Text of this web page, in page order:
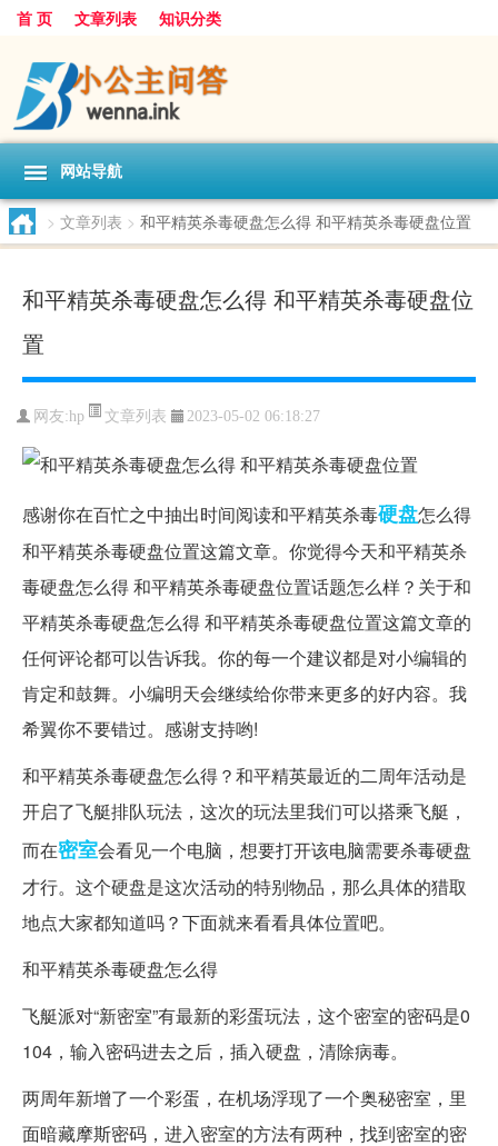
首 页 文章列表 知识分类
网站导航
> 文章列表 > 和平精英杀毒硬盘怎么得 和平精英杀毒硬盘位置
和平精英杀毒硬盘怎么得 和平精英杀毒硬盘位
置
网友:hp 文章列表 2023-05-02 06:18:27
感谢你在百忙之中抽出时间阅读和平精英杀毒硬盘怎么得
和平精英杀毒硬盘位置这篇文章。你觉得今天和平精英杀
毒硬盘怎么得 和平精英杀毒硬盘位置话题怎么样？关于和
平精英杀毒硬盘怎么得 和平精英杀毒硬盘位置这篇文章的
任何评论都可以告诉我。你的每一个建议都是对小编辑的
肯定和鼓舞。小编明天会继续给你带来更多的好内容。我
希翼你不要错过。感谢支持哟!
和平精英杀毒硬盘怎么得？和平精英最近的二周年活动是
开启了飞艇排队玩法，这次的玩法里我们可以搭乘飞艇，
而在密室会看见一个电脑，想要打开该电脑需要杀毒硬盘
才行。这个硬盘是这次活动的特别物品，那么具体的猎取
地点大家都知道吗？下面就来看看具体位置吧。
和平精英杀毒硬盘怎么得
飞艇派对“新密室”有最新的彩蛋玩法，这个密室的密码是0
104，输入密码进去之后，插入硬盘，清除病毒。
两周年新增了一个彩蛋，在机场浮现了一个奥秘密室，里
面暗藏摩斯密码，进入密室的方法有两种，找到密室的密